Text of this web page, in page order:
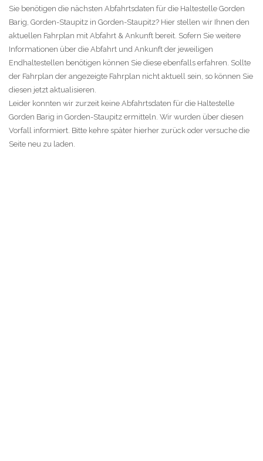
Sie benötigen die nächsten Abfahrtsdaten für die Haltestelle Gorden
Barig, Gorden-Staupitz in Gorden-Staupitz? Hier stellen wir Ihnen den
aktuellen Fahrplan mit Abfahrt & Ankunft bereit. Sofern Sie weitere
Informationen über die Abfahrt und Ankunft der jeweiligen
Endhaltestellen benötigen können Sie diese ebenfalls erfahren. Sollte
der Fahrplan der angezeigte Fahrplan nicht aktuell sein, so können Sie
diesen jetzt aktualisieren.
Leider konnten wir zurzeit keine Abfahrtsdaten für die Haltestelle
Gorden Barig in Gorden-Staupitz ermitteln. Wir wurden über diesen
Vorfall informiert. Bitte kehre später hierher zurück oder versuche die
Seite neu zu laden.